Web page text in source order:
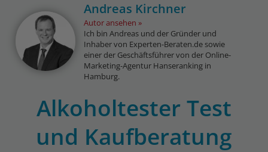
Andreas Kirchner
Autor ansehen
Ich bin Andreas und der Gründer und
Inhaber von Experten-Beraten.de sowie
einer der Geschäftsführer von der Online-
Marketing-Agentur Hanseranking in
Hamburg.
Alkoholtester Test
und Kaufberatung